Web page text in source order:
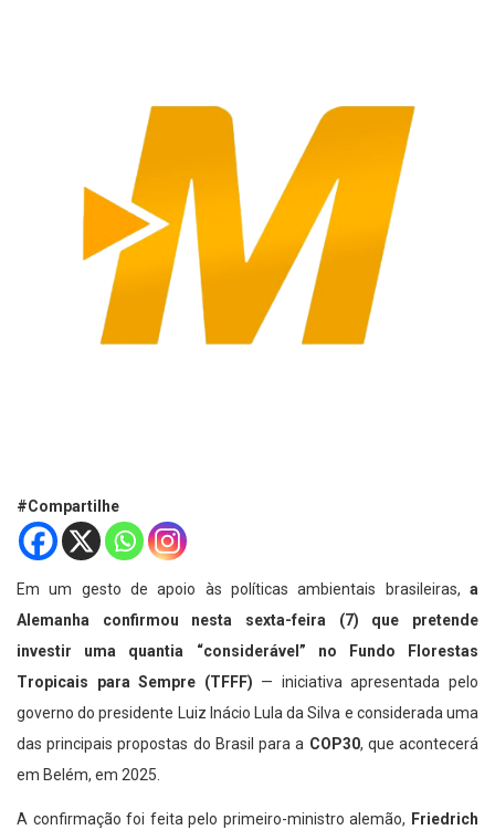
#Compartilhe
Em um gesto de apoio às políticas ambientais brasileiras, a
Alemanha confirmou nesta sexta-feira (7) que pretende
investir uma quantia “considerável” no Fundo Florestas
Tropicais para Sempre (TFFF) — iniciativa apresentada pelo
governo do presidente Luiz Inácio Lula da Silva e considerada uma
das principais propostas do Brasil para a COP30, que acontecerá
em Belém, em 2025.
A confirmação foi feita pelo primeiro-ministro alemão, Friedrich